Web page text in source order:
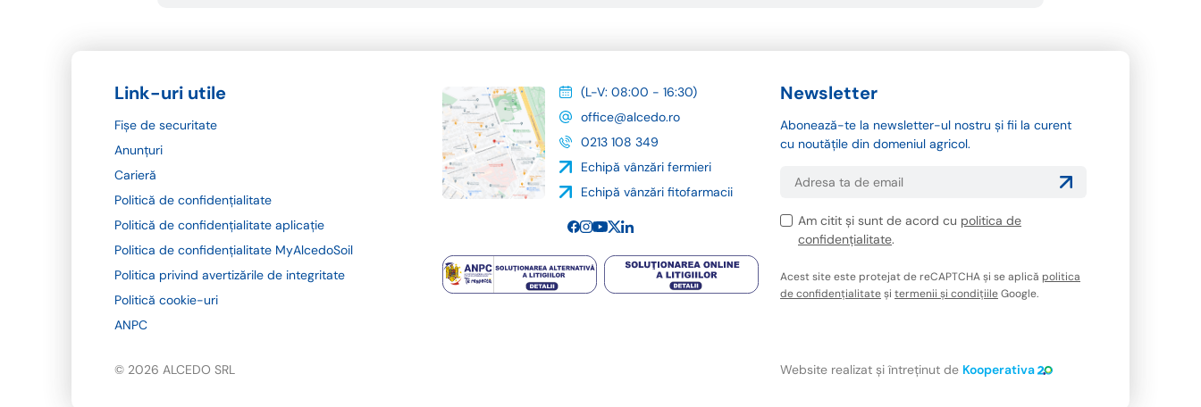
Link-uri utile
Fișe de securitate
Anunțuri
Carieră
Politică de confidențialitate
Politică de confidențialitate aplicație
Politica de confidențialitate MyAlcedoSoil
Politica privind avertizările de integritate
Politică cookie-uri
ANPC
(L-V: 08:00 - 16:30)
office@alcedo.ro
0213 108 349
Echipă vânzări fermieri
Echipă vânzări fitofarmacii
Newsletter
Abonează-te la newsletter-ul nostru și fii la curent
cu noutățile din domeniul agricol.
Am citit și sunt de acord cu politica de
confidențialitate.
Acest site este protejat de reCAPTCHA și se aplică politica
de confidențialitateși termenii și condițiileGoogle.
© 2026 ALCEDO SRL Website realizat și întreținut de Kooperativa